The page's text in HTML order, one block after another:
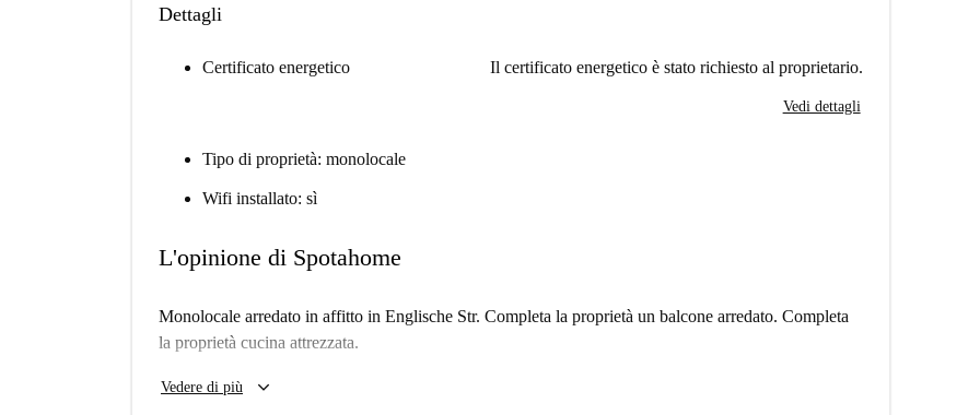
Dettagli
Certificato energetico Il certificato energetico è stato richiesto al proprietario.
Vedi dettagli
Tipo di proprietà: monolocale
Wifi installato: sì
L'opinione di Spotahome
Monolocale arredato in affitto in Englische Str. Completa la proprietà un balcone arredato. Completa
la proprietà cucina attrezzata.
Importante: - Questa proprietà fa parte di un insieme. Ciò significa che ci sono altre unità quasi
Vedere di più keyboard_arrow_down